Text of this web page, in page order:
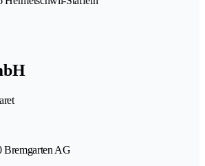
Bremgarten AG